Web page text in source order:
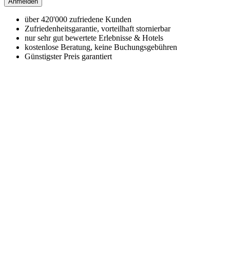
über 420'000 zufriedene Kunden
Zufriedenheitsgarantie, vorteilhaft stornierbar
nur sehr gut bewertete Erlebnisse & Hotels
kostenlose Beratung, keine Buchungsgebühren
Günstigster Preis garantiert